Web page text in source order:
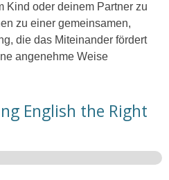
Kind oder deinem Partner zu
zu einer gemeinsamen,
die das Miteinander fördert
angenehme Weise
English the Right